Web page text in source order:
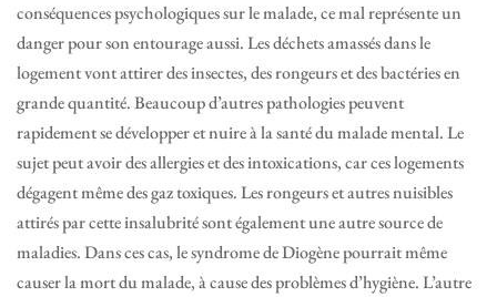
conséquences psychologiques sur le malade, ce mal représente un
danger pour son entourage aussi. Les déchets amassés dans le
logement vont attirer des insectes, des rongeurs et des bactéries en
grande quantité. Beaucoup d’autres pathologies peuvent
rapidement se développer et nuire à la santé du malade mental. Le
sujet peut avoir des allergies et des intoxications, car ces logements
dégagent même des gaz toxiques. Les rongeurs et autres nuisibles
attirés par cette insalubrité sont également une autre source de
maladies. Dans ces cas, le syndrome de Diogène pourrait même
causer la mort du malade, à cause des problèmes d’hygiène. L’autre